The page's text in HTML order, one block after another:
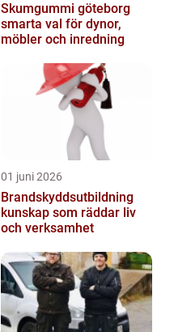
Skumgummi göteborg
smarta val för dynor,
möbler och inredning
01 juni 2026
Brandskyddsutbildning
kunskap som räddar liv
och verksamhet